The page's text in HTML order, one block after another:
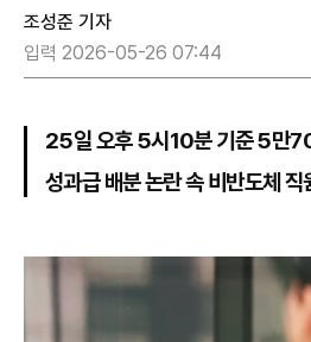
조성준 기자
입력 2026-05-26 07:44
25일 오후 5시10분 기준 5만
성과급 배분 논란 속 비반도체 직